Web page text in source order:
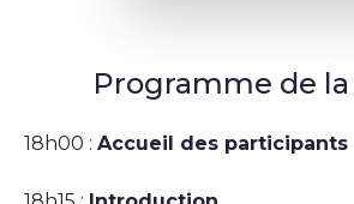
Programme de
18h00 : Accueil des participants